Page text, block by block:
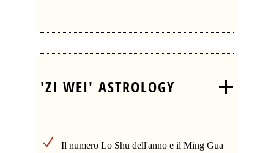
'ZI WEI' ASTROLOGY
Il numero Lo Shu dell'anno e il Ming Gua